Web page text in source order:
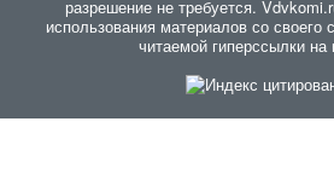
разрешение не требуется.
использования материалов со своего
читаемой гиперссылки на